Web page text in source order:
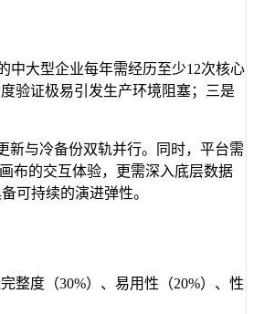
中大型企业每年需经历至少12次核心
验证极易引发生产环境阻塞；三是
新与冷备份双轨并行。同时，平台需
布的交互体验，更需深入底层数据
可持续的演进弹性。
整度（30%）、易用性（20%）、性